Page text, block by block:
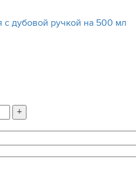
с дубовой ручкой на 500 мл
+